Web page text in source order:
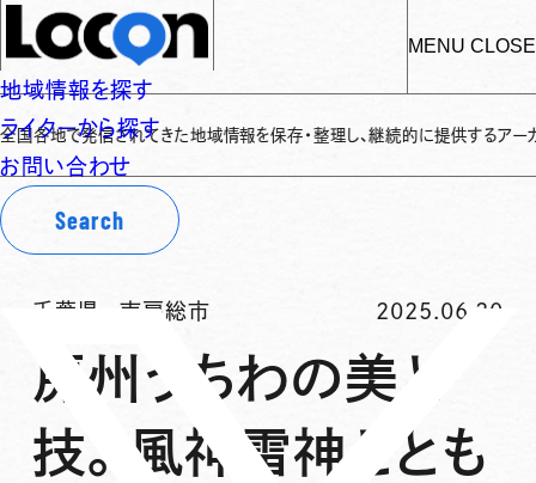
MENU CLOSE
地域情報を探す
ライターから探す
お問い合わせ
Search
されてきた地域情報を保存・整理し、継続的に提供するアーカイブサイトで
千葉県 -南房総市 2025.06.20
房州うちわの美と
技。風神雷神ととも